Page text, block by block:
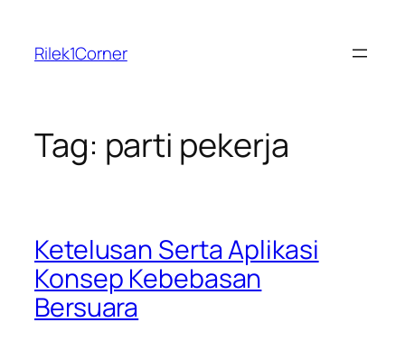
content
Rilek1Corner
Tag: parti pekerja
Ketelusan Serta Aplikasi
Konsep Kebebasan
Bersuara